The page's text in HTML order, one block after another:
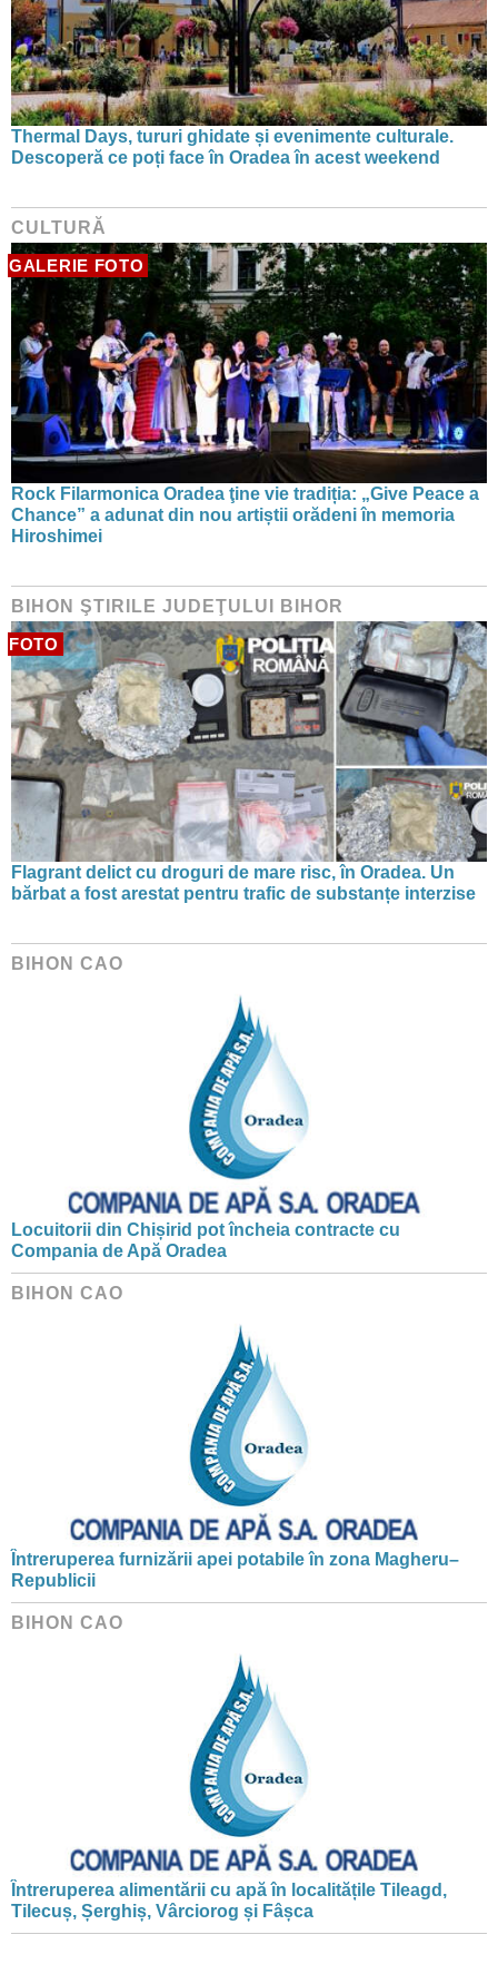
Thermal Days, tururi ghidate și evenimente culturale.
Descoperă ce poți face în Oradea în acest weekend
CULTURĂ
GALERIE FOTO
Rock Filarmonica Oradea ţine vie tradiția: „Give Peace a
Chance” a adunat din nou artiștii orădeni în memoria
Hiroshimei
BIHON ŞTIRILE JUDEŢULUI BIHOR
FOTO
Flagrant delict cu droguri de mare risc, în Oradea. Un
bărbat a fost arestat pentru trafic de substanțe interzise
BIHON CAO
Locuitorii din Chișirid pot încheia contracte cu
Compania de Apă Oradea
BIHON CAO
Întreruperea furnizării apei potabile în zona Magheru–
Republicii
BIHON CAO
Întreruperea alimentării cu apă în localitățile Tileagd,
Tilecuș, Șerghiș, Vârciorog și Fâșca